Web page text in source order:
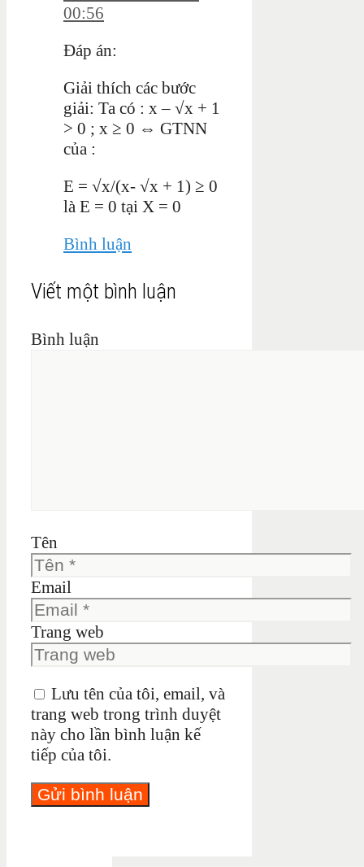
00:56
Đáp án:
Giải thích các bước
giải: Ta có : x – √x + 1
> 0 ; x ≥ 0 ⇔ GTNN
của :
E = √x/(x- √x + 1) ≥ 0
là E = 0 tại X = 0
Bình luận
Viết một bình luận
Bình luận
Tên
Email
Trang web
Lưu tên của tôi, email, và
trang web trong trình duyệt
này cho lần bình luận kế
tiếp của tôi.